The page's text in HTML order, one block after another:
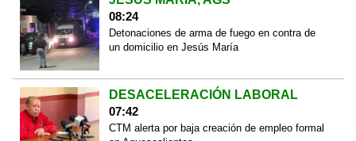
08:24
Detonaciones de arma de fuego en contra de
un domicilio en Jesús María
DESACELERACIÓN LABORAL
07:42
CTM alerta por baja creación de empleo formal